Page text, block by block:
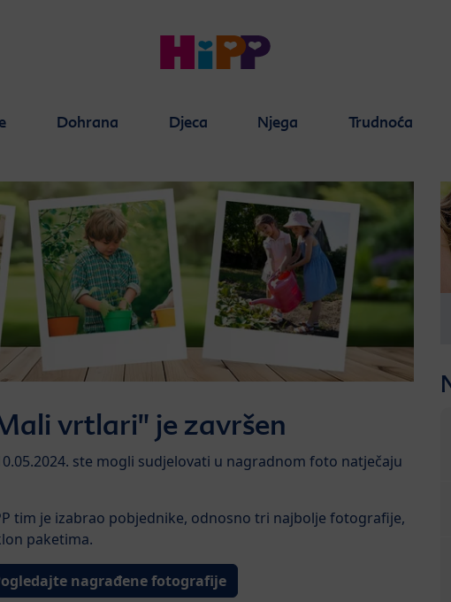
Dohrana Djeca Njega Trudnoća
vrtlari" je završen
ste mogli sudjelovati u nagradnom foto natječaju
tim je izabrao pobjednike, odnosno tri najbolje fotografije,
paketima.
nagrađene fotografije